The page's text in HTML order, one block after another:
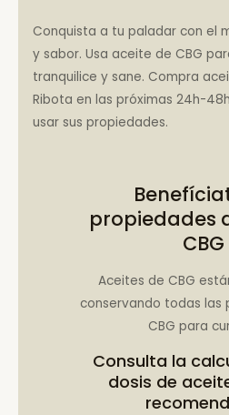
Conquista a tu paladar con el
y sabor. Usa aceite de CBG
tranquilice y sane. Compra
Ribota en las próximas 24h-
usar sus propiedades.
propiedades
CBG
Aceites de CBG
conservando todas las
CBG para
Consulta la
dosis de